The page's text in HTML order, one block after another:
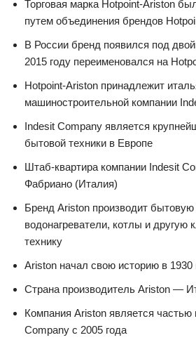
Торговая марка Hotpoint-Ariston
путем объединения брендов
В России бренд появился под
2015 году переименовался на
Hotpoint-Ariston принадлежит
машиностроительной компании
Indesit Company является
бытовой техники в Европе
Штаб-квартира компании Indesit
Фабриано (Италия)
Бренд Ariston производит бытовую
водонагреватели, котлы и другую
технику
Ariston начал свою историю в 1930
Страна производитель Ariston —
Компания Ariston является частью
Company с 2005 года